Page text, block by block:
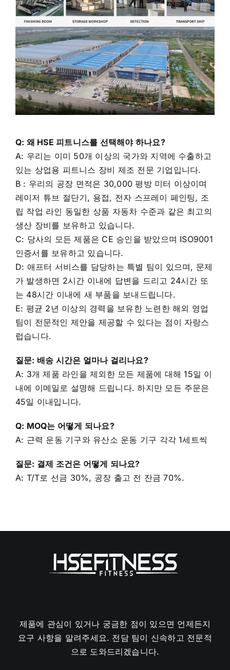
Q: 왜 HSE 피트니스를 선택해야 하나요?
A: 우리는 이미 50개 이상의 국가와 지역에 수출하고
있는 상업용 피트니스 장비 제조 전문 기업입니다.
B : 우리의 공장 면적은 30,000 평방 미터 이상이며
레이저 튜브 절단기, 용접, 전자 스프레이 페인팅, 조
립 작업 라인 동일한 상품 자동차 수준과 같은 최고의
생산 장비를 보유하고 있습니다.
C: 당사의 모든 제품은 CE 승인을 받았으며 ISO9001
인증서를 보유하고 있습니다.
D: 애프터 서비스를 담당하는 특별 팀이 있으며, 문제
가 발생하면 2시간 이내에 답변을 드리고 24시간 또
는 48시간 이내에 새 부품을 보내드립니다.
E: 평균 2년 이상의 경력을 보유한 노련한 해외 영업
팀이 전문적인 제안을 제공할 수 있다는 점이 자랑스
럽습니다.
질문: 배송 시간은 얼마나 걸리나요?
A: 3개 제품 라인을 제외한 모든 제품에 대해 15일 이
내에 이메일로 설명해 드립니다. 하지만 모든 주문은
45일 이내입니다.
Q: MOQ는 어떻게 되나요?
A: 근력 운동 기구와 유산소 운동 기구 각각 1세트씩
질문: 결제 조건은 어떻게 되나요?
A: T/T로 선금 30%, 공장 출고 전 잔금 70%.
제품에 관심이 있거나 궁금한 점이 있으면 언제든지
요구 사항을 알려주세요. 전담 팀이 신속하고 전문적
으로 도와드리겠습니다.